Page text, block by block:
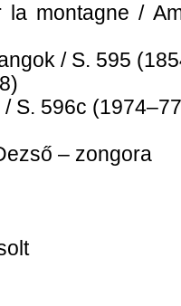
la montagne /
/ S. 595
S. 596c
– zongora